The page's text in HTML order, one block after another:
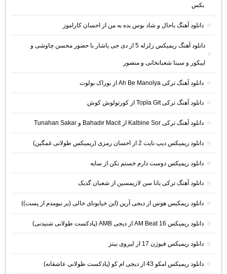
بکس
دانلود آهنگ باحال و شاد بوس بده به من از احسان کاراموز
دانلود آهنگ ریمیکس زلزله 5 از دی جی یاشار با حضور محسن چاوشی و
اپیکور و سینا شعبانخانی و منصور
دانلود آهنگ ترکی Ah Be Manolya از بوراک بولوت
دانلود آهنگ ترکی Topla Git از کورتولوش کوش
دانلود آهنگ ترکی Kalbine Sor از Bahadır Macit و Tunahan Sakar
دانلود ریمیکس دیپ نایت 2 از احسان رمزی (ریمیکس طولانی غمگین)
دانلود ریمیکس دوست دارم خستم نکن از سایه
دانلود آهنگ ترکی بانا سن لازیمسین از شعبان گدیک
دانلود ریمکیس هوس از دیجی آرین (این خیابونای خالی (بر نیومدم از پست))
دانلود ریمیکس AM Beat 16 از دیجی AMB (پادکست طولانی شنیدنی)
دانلود ریمیکس فیوژن 17 از لیروی بیتز
دانلود ریمیکس امکو 43 از دیجی ام کو (پادکست طولانی عاشقانه)